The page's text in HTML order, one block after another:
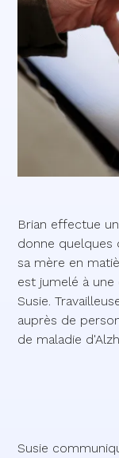
Brian effectue
donne quelques
sa mère en
est jumelé à
Susie.
auprès de
de maladie
Susie